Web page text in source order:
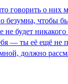
говорить о них
безумна, чтобы
не будет никакого
— ты её ещё не
должно